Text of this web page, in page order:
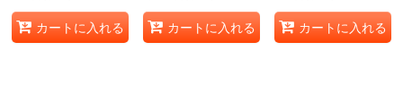
カートに入れる カートに入れる カートに入れる